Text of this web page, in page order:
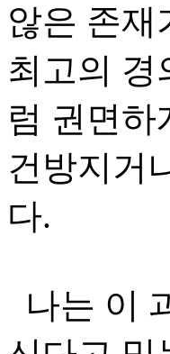
않은 존재
최고의 경
럼 권면하
건방지거
다.
나는 이